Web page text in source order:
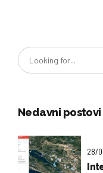
Nedavni postovi
28/